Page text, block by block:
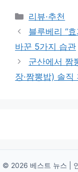
Categories
리뷰·추천
블루베리 “
바꾼 5가지 습관
군산에서 짬
장·짬뽕밥) 솔직
© 2026 베스트 뉴스 |